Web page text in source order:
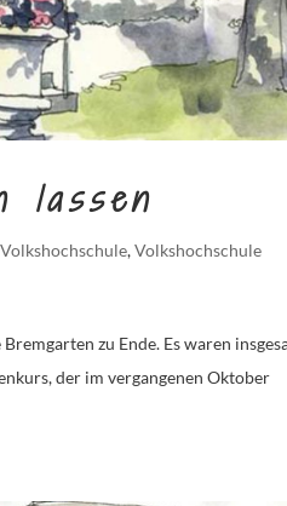
lassen
Volkshochschule,Volkshochschule
zu Ende. Es waren
der im vergangenen Oktober